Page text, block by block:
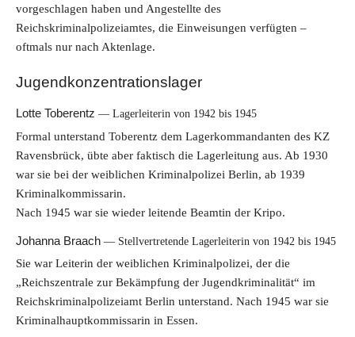
vorgeschlagen haben und Angestellte des
Reichskriminalpolizeiamtes, die Einweisungen verfügten –
oftmals nur nach Aktenlage.
Jugendkonzentrationslager
Lotte Toberentz Lagerleiterin von 1942 bis 1945
Formal unterstand Toberentz dem Lagerkommandanten des KZ
Ravensbrück, übte aber faktisch die Lagerleitung aus. Ab 1930
war sie bei der weiblichen Kriminalpolizei Berlin, ab 1939
Kriminalkommissarin.
Nach 1945 war sie wieder leitende Beamtin der Kripo.
Johanna Braach Stellvertretende Lagerleiterin von 1942 bis 1945
Sie war Leiterin der weiblichen Kriminalpolizei, der die
„Reichszentrale zur Bekämpfung der Jugendkriminalität“ im
Reichskriminalpolizeiamt Berlin unterstand. Nach 1945 war sie
Kriminalhauptkommissarin in Essen.